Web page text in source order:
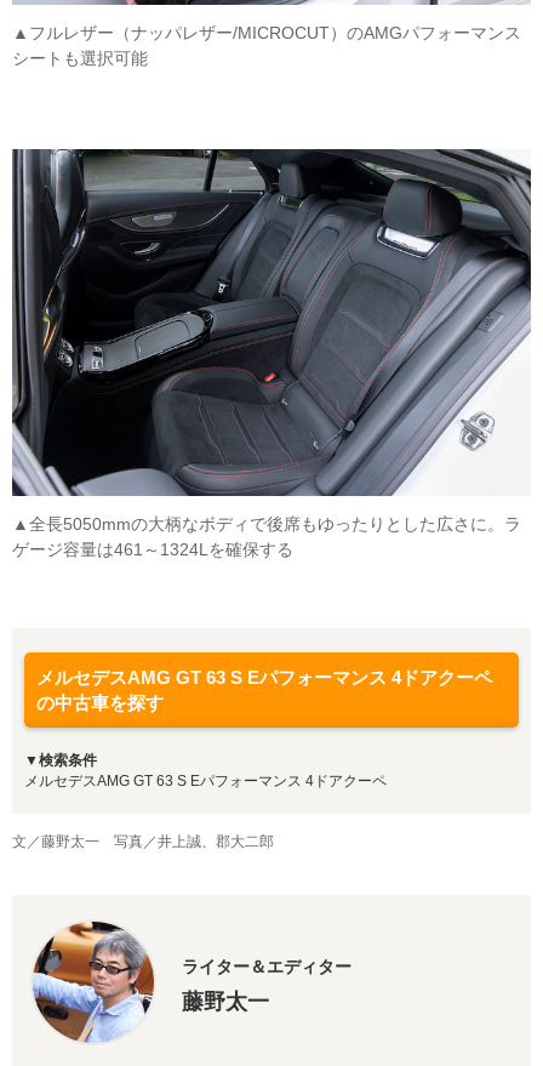
▲フルレザー（ナッパレザー/MICROCUT）のAMGパフォーマンス
シートも選択可能
▲全長5050mmの大柄なボディで後席もゆったりとした広さに。ラ
ゲージ容量は461～1324Lを確保する
メルセデスAMG GT 63 S Eパフォーマンス 4ドアクーペ
の中古車を探す
▼検索条件
メルセデスAMG GT 63 S Eパフォーマンス 4ドアクーペ
文／藤野太一 写真／井上誠、郡大二郎
ライター＆エディター
藤野太一